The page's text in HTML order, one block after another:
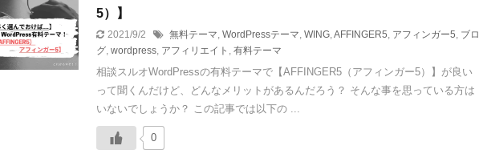
5）】
2021/9/2 無料テーマ, WordPressテーマ, WING,AFFINGER5, アフィンガー5, ブロ
グ, wordpress, アフィリエイト , 有料テーマ
相談スルオWordPressの有料テーマで【AFFINGER5（アフィンガー5）】が良い
って聞くんだけど、どんなメリットがあるんだろう？ そんな事を思っている方は
いないでしょうか？ この記事では以下の ...
0